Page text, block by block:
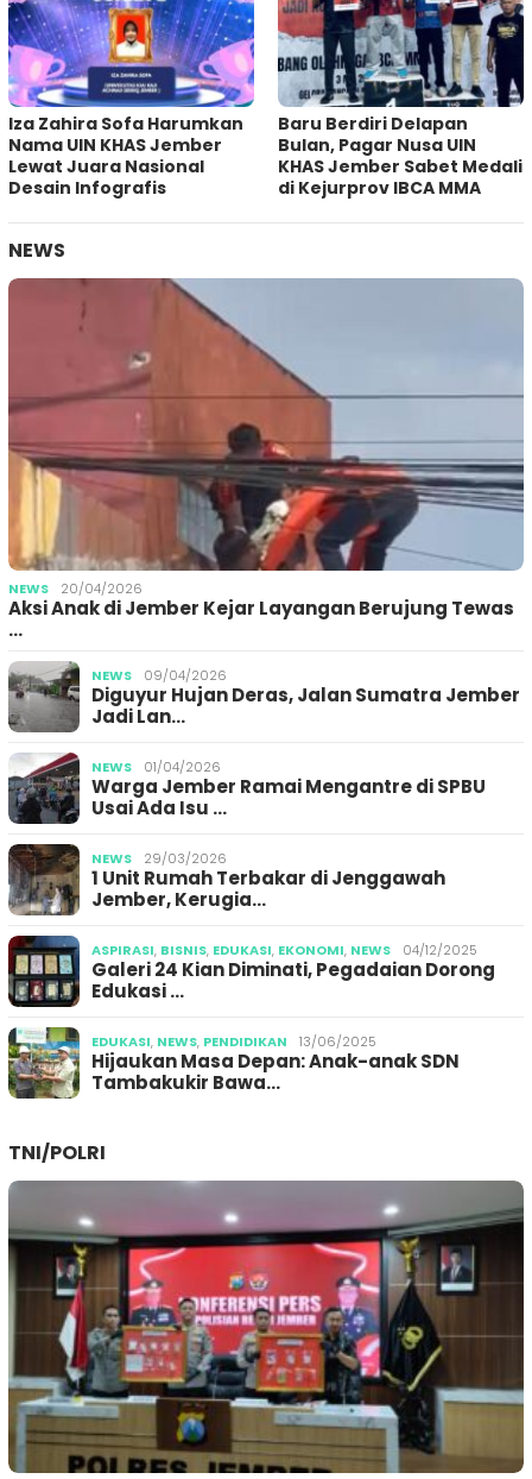
Iza Zahira Sofa Harumkan
Nama UIN KHAS Jember
Lewat Juara Nasional
Desain Infografis
Baru Berdiri Delapan
Bulan, Pagar Nusa UIN
KHAS Jember Sabet Medali
di Kejurprov IBCA MMA
NEWS
NEWS 20/04/2026
Aksi Anak di Jember Kejar Layangan Berujung Tewas
…
NEWS 09/04/2026
Diguyur Hujan Deras, Jalan Sumatra Jember
Jadi Lan…
NEWS 01/04/2026
Warga Jember Ramai Mengantre di SPBU
Usai Ada Isu …
NEWS 29/03/2026
1 Unit Rumah Terbakar di Jenggawah
Jember, Kerugia…
ASPIRASI, BISNIS, EDUKASI, EKONOMI, NEWS 04/12/2025
Galeri 24 Kian Diminati, Pegadaian Dorong
Edukasi …
EDUKASI, NEWS, PENDIDIKAN 13/06/2025
Hijaukan Masa Depan: Anak-anak SDN
Tambakukir Bawa…
TNI/POLRI